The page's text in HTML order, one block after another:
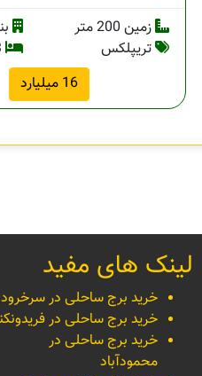
زمین 200 متر
بنا
تریپلکس
16 میلیارد
لینک های مفید
خرید برج ساحلی در سرخرود
خرید برج ساحلی در
خرید برج ساحلی در
محمودآباد